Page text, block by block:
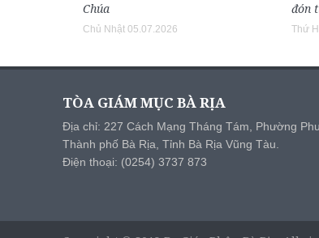
Chúa
Chủ Nhật 05.07.2026
đón
Thứ
TÒA GIÁM MỤC BÀ RỊA
Địa chỉ: 227 Cách Mạng Tháng Tám, Phường
Thành phố Bà Rịa, Tỉnh Bà Rịa Vũng Tàu.
Điện thoại: (0254) 3737 873